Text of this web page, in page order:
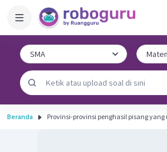
Beranda Provinsi-provinsi penghasil pisang